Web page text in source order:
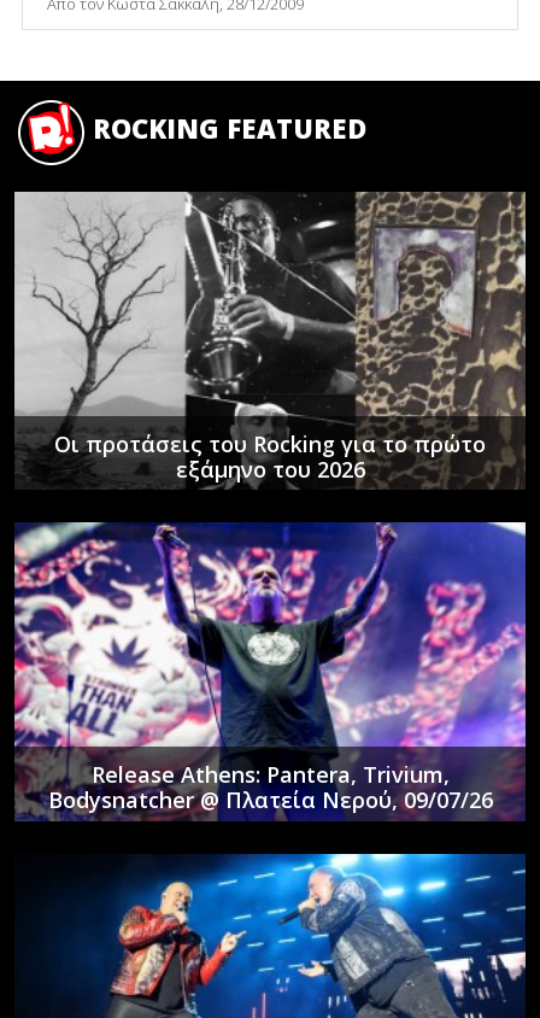
ROCKING FEATURED
Οι προτάσεις του Rocking για το πρώτο
εξάμηνο του 2026
Release Athens: Pantera, Trivium,
Bodysnatcher @ Πλατεία Νερού, 09/07/26